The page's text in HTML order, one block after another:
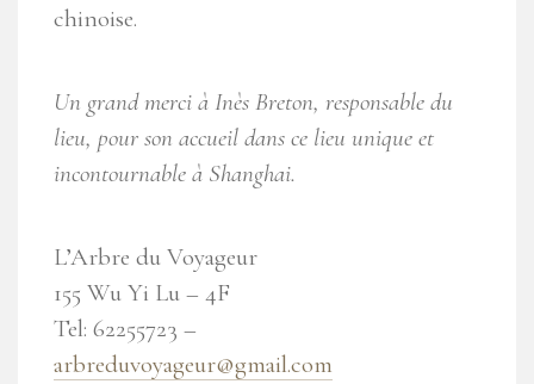
chinoise.
Un grand merci à Inès Breton, responsable du
lieu, pour son accueil dans ce lieu unique et
incontournable à Shanghai.
L’Arbre du Voyageur
155 Wu Yi Lu – 4F
Tel: 62255723 –
arbreduvoyageur@gmail.com